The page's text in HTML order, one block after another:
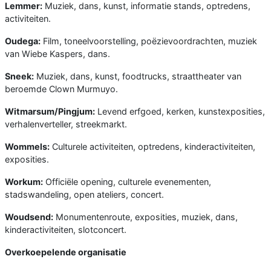
Lemmer: Muziek, dans, kunst, informatie stands, optredens,
activiteiten.
Oudega: Film, toneelvoorstelling, poëzievoordrachten, muziek
van Wiebe Kaspers, dans.
Sneek: Muziek, dans, kunst, foodtrucks, straattheater van
beroemde Clown Murmuyo.
Witmarsum/Pingjum: Levend erfgoed, kerken, kunstexposities,
verhalenverteller, streekmarkt.
Wommels: Culturele activiteiten, optredens, kinderactiviteiten,
exposities.
Workum: Officiële opening, culturele evenementen,
stadswandeling, open ateliers, concert.
Woudsend: Monumentenroute, exposities, muziek, dans,
kinderactiviteiten, slotconcert.
Overkoepelende organisatie